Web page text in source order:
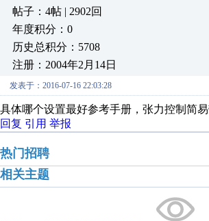
帖子：4帖 | 2902回
年度积分：0
历史总积分：5708
注册：2004年2月14日
发表于：2016-07-16 22:03:28
具体哪个设置最好参考手册，张力控制简
回复 引用 举报
热门招聘
相关主题